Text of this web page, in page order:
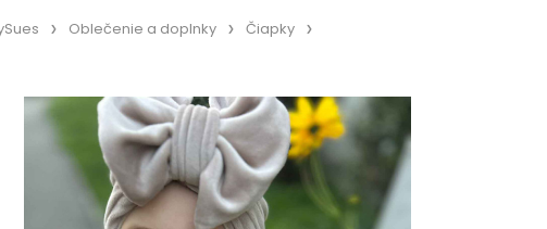
Oblečenie a doplnky Čiapky